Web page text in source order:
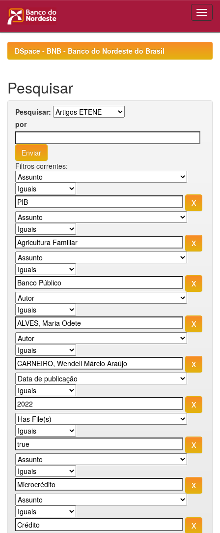
navigationDSpace - BNB - Banco do Nordeste do Brasil
Pesquisar
Pesquisar:
por
Filtros correntes: